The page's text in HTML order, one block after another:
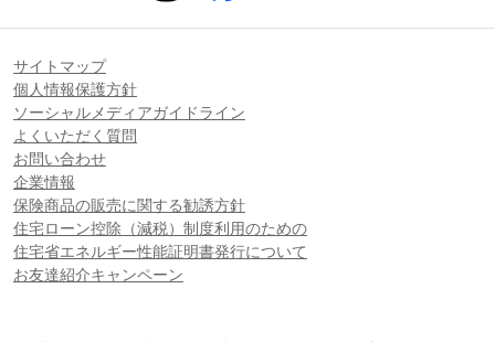
サイトマップ
個人情報保護方針
ソーシャルメディアガイドライン
よくいただく質問
お問い合わせ
企業情報
保険商品の販売に関する勧誘方針
住宅ローン控除（減税）制度利用のための
住宅省エネルギー性能証明書発行について
お友達紹介キャンペーン